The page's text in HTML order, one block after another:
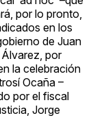
por lo pronto,
en los
de Juan
por
la celebración
Ocaña –
por el fiscal
Jorge